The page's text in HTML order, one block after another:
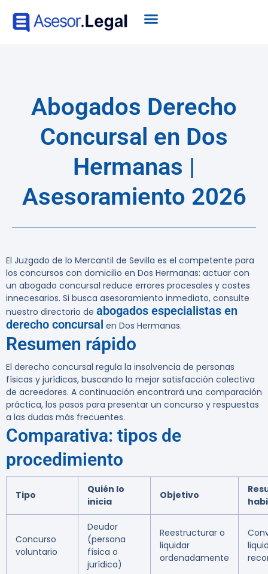
Abogados Derecho
Concursal en Dos
Hermanas |
Asesoramiento 2026
El Juzgado de lo Mercantil de Sevilla es el competente para
los concursos con domicilio en Dos Hermanas: actuar con
un abogado concursal reduce errores procesales y costes
innecesarios. Si busca asesoramiento inmediato, consulte
nuestro directorio de abogados especialistas en
derecho concursal en Dos Hermanas.
Resumen rápido
El derecho concursal regula la insolvencia de personas
físicas y jurídicas, buscando la mejor satisfacción colectiva
de acreedores. A continuación encontrará una comparación
práctica, los pasos para presentar un concurso y respuestas
a las dudas más frecuentes.
Comparativa: tipos de
procedimiento
Tipo
Quién lo
inicia
Objetivo
Concurso
voluntario
Deudor
(persona
física o
jurídica)
Reestructurar o
liquidar
ordenadamente